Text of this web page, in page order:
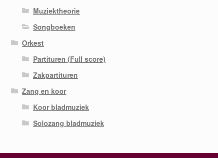
Muziektheorie
Songboeken
Orkest
Partituren (Full score)
Zakpartituren
Zang en koor
Koor bladmuziek
Solozang bladmuziek